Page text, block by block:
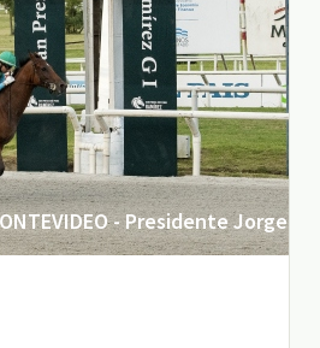
- Presidente Jorge